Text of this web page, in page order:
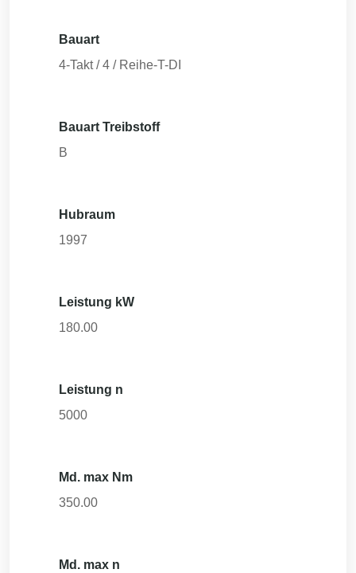
Bauart
4-Takt / 4 / Reihe-T-DI
Bauart Treibstoff
B
Hubraum
1997
Leistung kW
180.00
Leistung n
5000
Md. max Nm
350.00
Md. max n